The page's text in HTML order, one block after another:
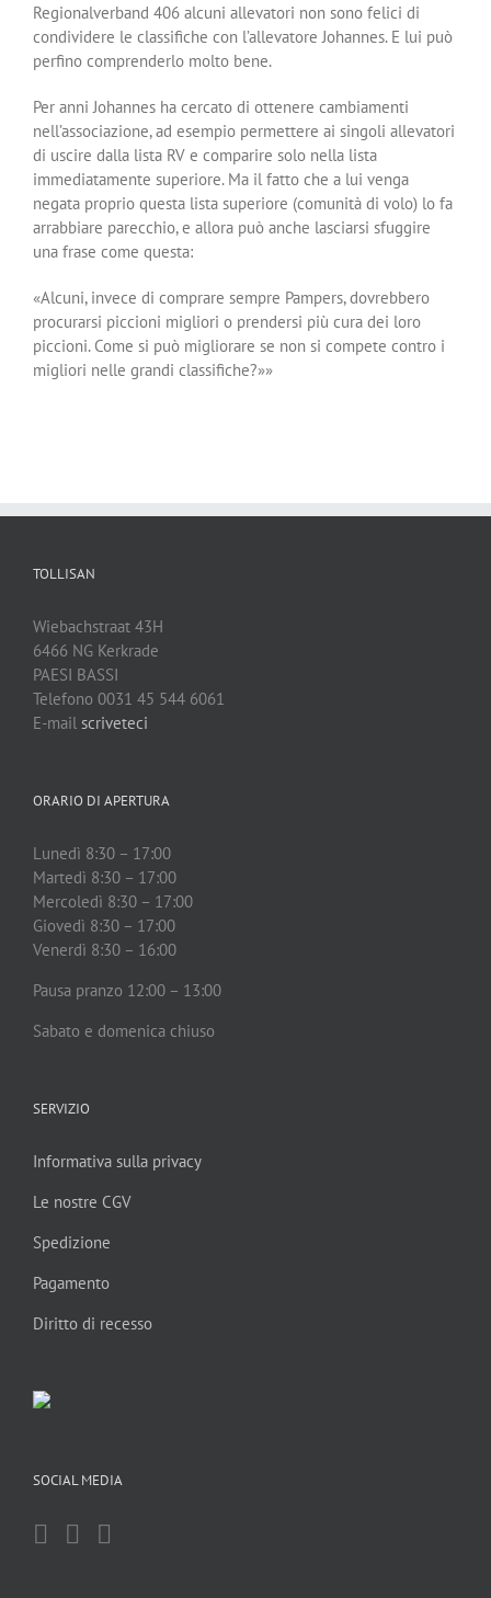
Regionalverband 406 alcuni allevatori non sono felici di
condividere le classifiche con l’allevatore Johannes. E lui può
perfino comprenderlo molto bene.
Per anni Johannes ha cercato di ottenere cambiamenti
nell’associazione, ad esempio permettere ai singoli allevatori
di uscire dalla lista RV e comparire solo nella lista
immediatamente superiore. Ma il fatto che a lui venga
negata proprio questa lista superiore (comunità di volo) lo fa
arrabbiare parecchio, e allora può anche lasciarsi sfuggire
una frase come questa:
«Alcuni, invece di comprare sempre Pampers, dovrebbero
procurarsi piccioni migliori o prendersi più cura dei loro
piccioni. Come si può migliorare se non si compete contro i
migliori nelle grandi classifiche?»»
TOLLISAN
Wiebachstraat 43H
6466 NG Kerkrade
PAESI BASSI
Telefono 0031 45 544 6061
E-mail scriveteci
ORARIO DI APERTURA
Lunedì 8:30 – 17:00
Martedì 8:30 – 17:00
Mercoledì 8:30 – 17:00
Giovedì 8:30 – 17:00
Venerdì 8:30 – 16:00
Pausa pranzo 12:00 – 13:00
Sabato e domenica chiuso
SERVIZIO
Informativa sulla privacy
Le nostre CGV
Spedizione
Pagamento
Diritto di recesso
SOCIAL MEDIA